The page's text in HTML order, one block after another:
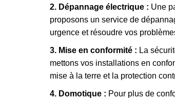
2. Dépannage électrique : Une
proposons un service de
urgence et résoudre vos
3. Mise en conformité : La
mettons vos installations en
mise à la terre et la protection
4. Domotique : Pour plus de